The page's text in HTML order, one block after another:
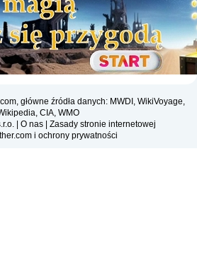
główne źródła danych: MWDI, WikiVoyage,
CIA, WMO
| O nas| Zasady stronie internetowej
i ochrony prywatności